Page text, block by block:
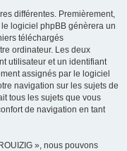
différentes. Premièrement,
logiciel phpBB génèrera un
téléchargés
ordinateur. Les deux
utilisateur et un identifiant
assignés par le logiciel
navigation sur les sujets de
tous les sujets que vous
de navigation en tant
», nous pouvons